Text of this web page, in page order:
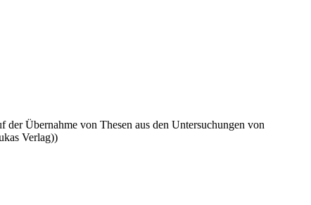
Übernahme von Thesen aus den Untersuchungen von
Verlag))